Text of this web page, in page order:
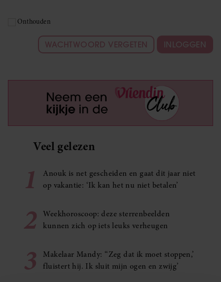
Onthouden
WACHTWOORD VERGETEN INLOGGEN
Veel gelezen
1
Anouk is net gescheiden en gaat dit jaar niet
op vakantie: ‘Ik kan het nu niet betalen’
2
Weekhoroscoop: deze sterrenbeelden
kunnen zich op iets leuks verheugen
3
Makelaar Mandy: ‘‘Zeg dat ik moet stoppen,’
fluistert hij. Ik sluit mijn ogen en zwijg’